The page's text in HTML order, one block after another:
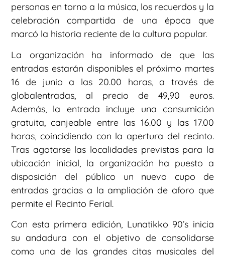
personas en torno a la música, los recuerdos y la
celebración compartida de una época que
marcó la historia reciente de la cultura popular.
La organización ha informado de que las
entradas estarán disponibles el próximo martes
16 de junio a las 20.00 horas, a través de
globalentradas, al precio de 49,90 euros.
Además, la entrada incluye una consumición
gratuita, canjeable entre las 16.00 y las 17.00
horas, coincidiendo con la apertura del recinto.
Tras agotarse las localidades previstas para la
ubicación inicial, la organización ha puesto a
disposición del público un nuevo cupo de
entradas gracias a la ampliación de aforo que
permite el Recinto Ferial.
Con esta primera edición, Lunatikko 90’s inicia
su andadura con el objetivo de consolidarse
como una de las grandes citas musicales del